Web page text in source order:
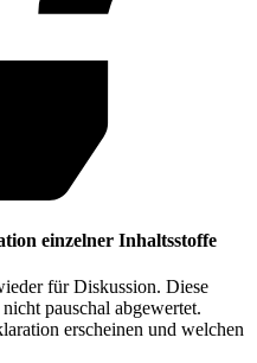
einzelner Inhaltsstoffe
für Diskussion. Diese
pauschal abgewertet.
erscheinen und welchen